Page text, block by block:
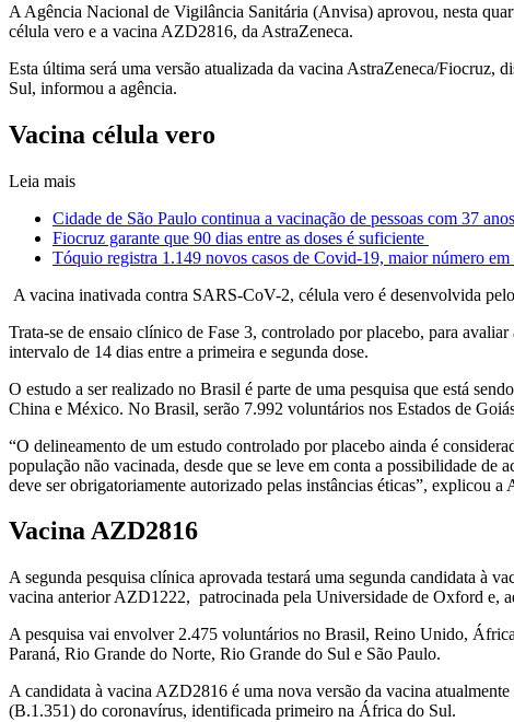
A Agência Nacional de Vigilância Sanitária (Anvisa) aprovou, nesta
célula vero e a vacina AZD2816, da AstraZeneca.
Esta última será uma versão atualizada da vacina AstraZeneca/
Sul, informou a agência.
Vacina célula vero
Leia mais
Cidade de São Paulo continua a vacinação de pessoas com 37
Fiocruz garante que 90 dias entre as doses é suficiente
Tóquio registra 1.149 novos casos de Covid-19, maior número em
A vacina inativada contra SARS-CoV-2, célula vero é desenvolvida
Trata-se de ensaio clínico de Fase 3, controlado por placebo, para
intervalo de 14 dias entre a primeira e segunda dose.
O estudo a ser realizado no Brasil é parte de uma pesquisa que está
China e México. No Brasil, serão 7.992 voluntários nos Estados de
“O delineamento de um estudo controlado por placebo ainda é
população não vacinada, desde que se leve em conta a possibilidade
deve ser obrigatoriamente autorizado pelas instâncias éticas”, explicou a
Vacina AZD2816
A segunda pesquisa clínica aprovada testará uma segunda candidata à
vacina anterior AZD1222, patrocinada pela Universidade de Oxford e,
A pesquisa vai envolver 2.475 voluntários no Brasil, Reino Unido,
Paraná, Rio Grande do Norte, Rio Grande do Sul e São Paulo.
A candidata à vacina AZD2816 é uma nova versão da vacina
(B.1.351) do coronavírus, identificada primeiro na África do Sul.